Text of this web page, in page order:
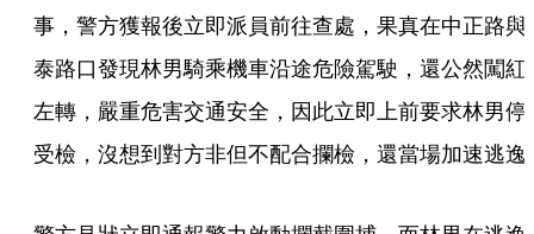
事，警方獲報後立即派員前往查處，果真在中正路與
泰路口發現林男騎乘機車沿途危險駕駛，還公然闖紅
左轉，嚴重危害交通安全，因此立即上前要求林男停
受檢，沒想到對方非但不配合攔檢，還當場加速逃逸